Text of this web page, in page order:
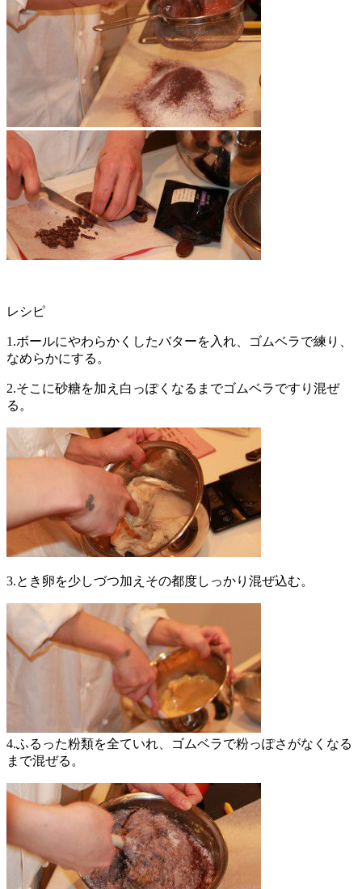
レシピ
1.ボールにやわらかくしたバターを入れ、ゴムベラで練り、
なめらかにする。
2.そこに砂糖を加え白っぽくなるまでゴムベラですり混ぜ
る。
3.とき卵を少しづつ加えその都度しっかり混ぜ込む。
4.ふるった粉類を全ていれ、
ゴムベラで粉っぽさがなくなる
まで混ぜる。